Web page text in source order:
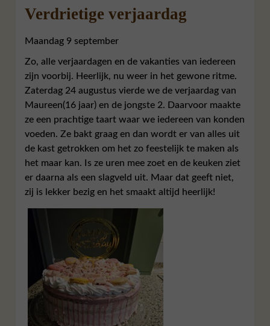
Verdrietige verjaardag
Maandag 9 september
Zo, alle verjaardagen en de vakanties van iedereen
zijn voorbij. Heerlijk, nu weer in het gewone ritme.
Zaterdag 24 augustus vierde we de verjaardag van
Maureen(16 jaar) en de jongste 2. Daarvoor maakte
ze een prachtige taart waar we iedereen van konden
voeden. Ze bakt graag en dan wordt er van alles uit
de kast getrokken om het zo feestelijk te maken als
het maar kan. Is ze uren mee zoet en de keuken ziet
er daarna als een slagveld uit. Maar dat geeft niet,
zij is lekker bezig en het smaakt altijd heerlijk!